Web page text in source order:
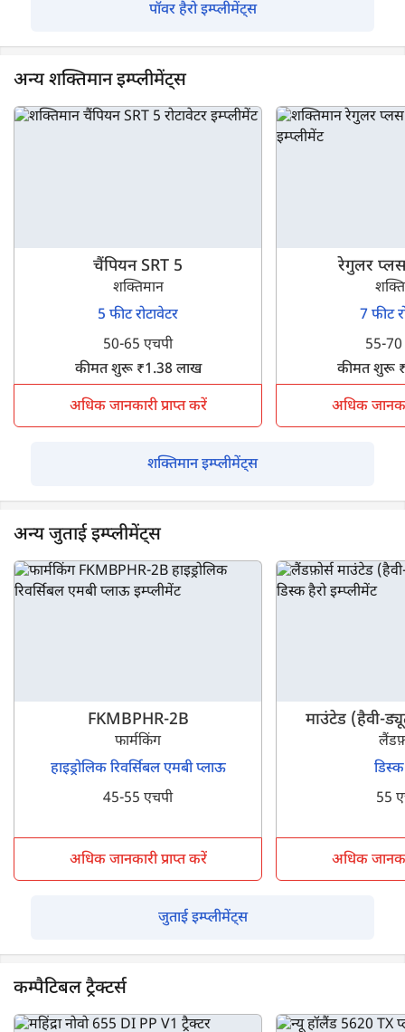
पॉवर हैरो इम्प्लीमेंट्स
अन्य शक्तिमान इम्प्लीमेंट्स
चैंपियन SRT 5
शक्तिमान
5 फीट रोटावेटर
50-65 एचपी
कीमत शुरू ₹1.38 लाख
अधिक जानकारी प्राप्त करें
रेगुलर
7 फीट
55-70
कीमत शुरू
अधिक
शक्तिमान इम्प्लीमेंट्स
अन्य जुताई इम्प्लीमेंट्स
FKMBPHR-2B
फार्मकिंग
हाइड्रोलिक रिवर्सिबल एमबी प्लाऊ
45-55 एचपी
अधिक जानकारी प्राप्त करें
माउंटेड (हैवी-
55
अधिक
जुताई इम्प्लीमेंट्स
कम्पैटिबल ट्रैक्टर्स